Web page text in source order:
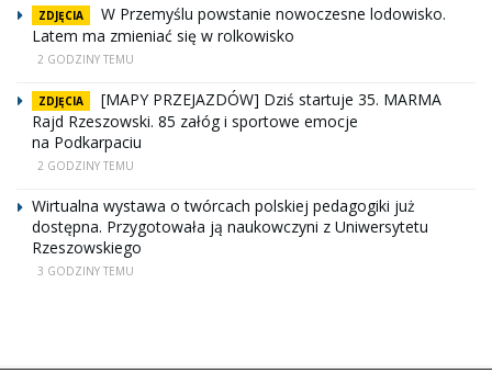
ZDJĘCIA
W Przemyślu powstanie nowoczesne lodowisko.
Latem ma zmieniać się w rolkowisko
2 GODZINY TEMU
ZDJĘCIA
[MAPY PRZEJAZDÓW] Dziś startuje 35. MARMA
Rajd Rzeszowski. 85 załóg i sportowe emocje
na Podkarpaciu
2 GODZINY TEMU
Wirtualna wystawa o twórcach polskiej pedagogiki już
dostępna. Przygotowała ją naukowczyni z Uniwersytetu
Rzeszowskiego
3 GODZINY TEMU